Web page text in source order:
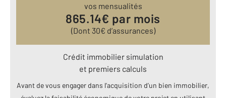
vos mensualités
865.14€ par mois
(Dont 30€ d’assurances)
Crédit immobilier simulation
et premiers calculs
Avant de vous engager dans l’acquisition d’un bien immobilier,